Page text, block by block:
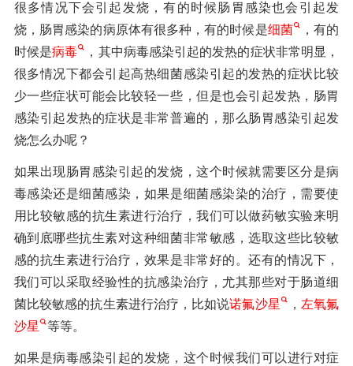
很多情况下会引起发烧，有的时候肠胃感染也会引起发
烧，肠胃感染的病原体有很多种，有的时候是细菌
，有的
时候是病毒
，其中病毒感染引起的发热的症状非常明显，
很多情况下都会引起高热细菌感染引起的发热的症状比较
少一些症状可能会比较轻一些，但是也会引起发热，肠胃
感染引起发热的症状是非常普遍的，那么肠胃感染引起发
烧怎么办呢？
如果出现肠胃感染引起的发烧，这个时候就需要区分是病
毒感染还是细菌感染，如果是细菌感染染的治疗，需要使
用比较敏感的抗生素进行治疗，我们可以做药敏实验来明
确到底哪些抗生素对这种细菌非常敏感，选取这些比较敏
感的抗生素进行治疗，效果是非常好的。还有的情况下，
我们可以采取经验性的抗感染治疗，尤其那些对于肠道细
菌比较敏感的抗生素进行治疗，比如说诺氟沙星 ， 左氧氟
沙星
等等。
如果是病毒感染引起的发烧，这个时候我们可以进行对症